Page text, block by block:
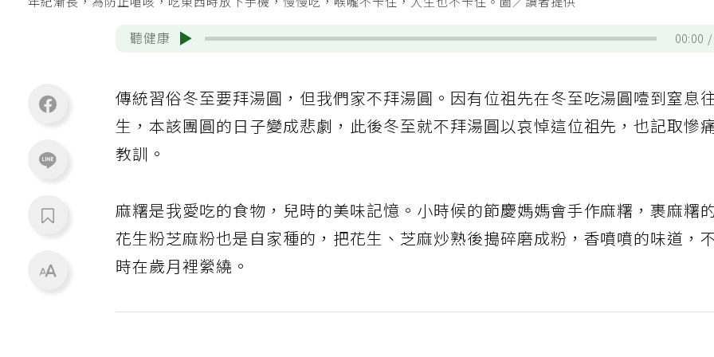
年紀漸長，為防止嗆咳，吃東西時放下手機，慢慢吃，喉嚨不卡住，人生也不卡住。圖／讀者提供
聽健康 00:00
傳統習俗冬至要拜湯圓，但我們家不拜湯圓。因有位祖先在冬至吃湯圓噎到窒息
生，本該團圓的日子變成悲劇，此後冬至就不拜湯圓以哀悼這位祖先，也記取慘
教訓。
麻糬是我愛吃的食物，兒時的美味記憶。小時候的節慶媽媽會手作麻糬，裹麻糬
花生粉芝麻粉也是自家種的，把花生、芝麻炒熟後搗碎磨成粉，香噴噴的味道，
時在歲月裡縈繞。